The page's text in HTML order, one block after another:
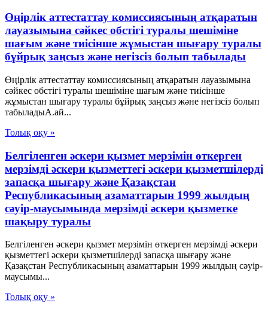
Өңірлік аттестаттау комиссиясының атқаратын
лауазымына сәйкес обстігі туралы шешіміне
шағым және тиісінше жұмыстан шығару туралы
бұйрық заңсыз және негізсіз болып табылады
Өңірлік аттестаттау комиссиясының атқаратын лауазымына
сәйкес обстігі туралы шешіміне шағым және тиісінше
жұмыстан шығару туралы бұйрық заңсыз және негізсіз болып
табыладыА.ай...
Толық оқу »
Белгіленген әскери қызмет мерзімін өткерген
мерзімді әскери қызметтегі әскери қызметшілерді
запасқа шығару және Қазақстан
Республикасының азаматтарын 1999 жылдың
сәуір-маусымында мерзімді әскери қызметке
шақыру туралы
Белгіленген әскери қызмет мерзімін өткерген мерзімді әскери
қызметтегі әскери қызметшілерді запасқа шығару және
Қазақстан Республикасының азаматтарын 1999 жылдың сәуір-
маусымы...
Толық оқу »